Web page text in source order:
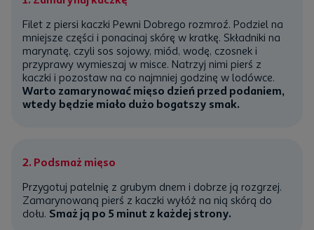
ze ściółki bez kości ze skórą Pewni Dobrego
Pewni Dobrego
Filet z piersi kaczki Pewni Dobrego rozmroź. Podziel na
mniejsze części i ponacinaj skórę w kratkę. Składniki na
marynatę, czyli sos sojowy, miód, wodę, czosnek i
przyprawy wymieszaj w misce. Natrzyj nimi pierś z
kaczki i pozostaw na co najmniej godzinę w lodówce.
Warto zamarynować mięso dzień przed podaniem,
wtedy będzie miało dużo bogatszy smak.
2. Podsmaż mięso
Przygotuj patelnię z grubym dnem i dobrze ją rozgrzej.
Zamarynowaną pierś z kaczki wyłóż na nią skórą do
dołu. Smaż ją po 5 minut z każdej strony.